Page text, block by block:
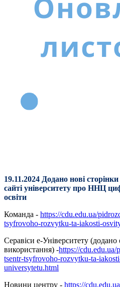
19.11.2024 Додано нові
сайті університету про ННЦ
освіти
Команда - https://cdu.edu.ua/
tsyfrovoho-rozvytku-ta-iakosti-
Серавіси е-Університету (додано
використання) -https://
tsentr-tsyfrovoho-rozvytku-ta-
universytetu.html
Новини центру - https://